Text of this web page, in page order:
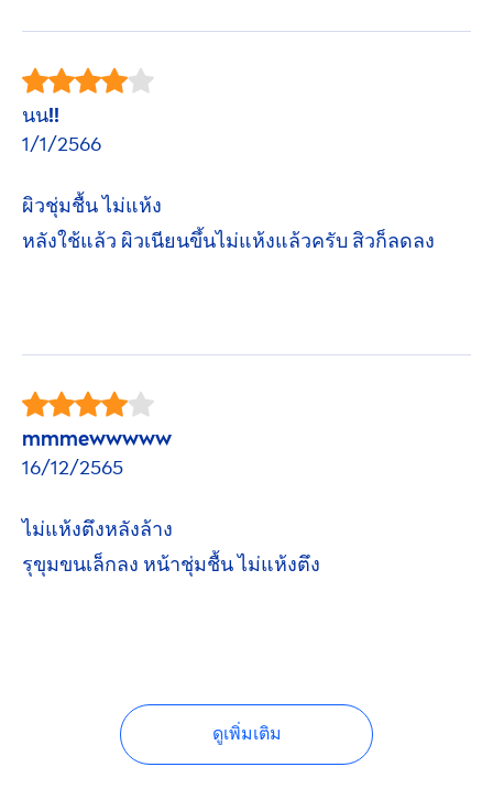
นน!!
1/1/2566
ผิวชุ่มชื้น ไม่แห้ง
หลังใช้แล้ว ผิวเนียนขึ้นไม่แห้งแล้วครับ สิวก็ลดลง
mmmewwwww
16/12/2565
ไม่แห้งตึงหลังล้าง
รุขุมขนเล็กลง หน้าชุ่มชื้น ไม่แห้งตึง
ดูเพิ่มเติม